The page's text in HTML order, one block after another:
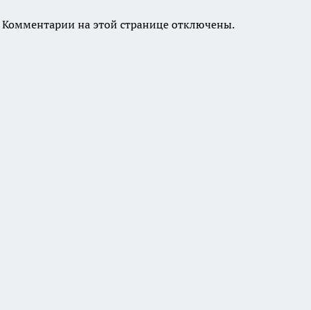
Комментарии на этой странице отключены.